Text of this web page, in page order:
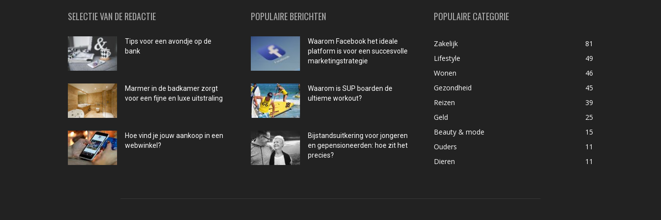
SELECTIE VAN DE REDACTIE
Tips voor een avondje op de
bank
Marmer in de badkamer zorgt
voor een fijne en luxe uitstraling
Hoe vind je jouw aankoop in een
webwinkel?
POPULAIRE BERICHTEN
Waarom Facebook het ideale
platform is voor een succesvolle
marketingstrategie
Waarom is SUP boarden de
ultieme workout?
Bijstandsuitkering voor jongeren
en gepensioneerden: hoe zit het
precies?
POPULAIRE CATEGORIE
Zakelijk
81
Lifestyle
49
Wonen
46
Gezondheid
45
Reizen
39
Geld
25
Beauty & mode
15
Ouders
11
Dieren
11